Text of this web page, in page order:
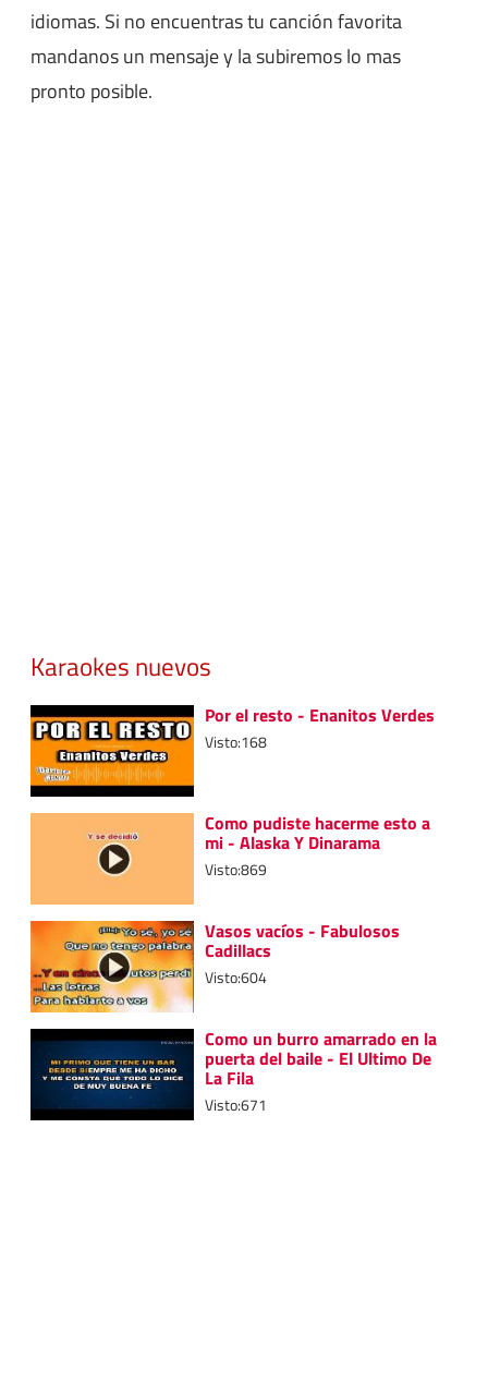
idiomas. Si no encuentras tu canción favorita
mandanos un mensaje y la subiremos lo mas
pronto posible.
Karaokes nuevos
Por el resto - Enanitos Verdes
Visto:168
Como pudiste hacerme esto a
mi - Alaska Y Dinarama
Visto:869
Vasos vacíos - Fabulosos
Cadillacs
Visto:604
Como un burro amarrado en la
puerta del baile - El Ultimo De
La Fila
Visto:671